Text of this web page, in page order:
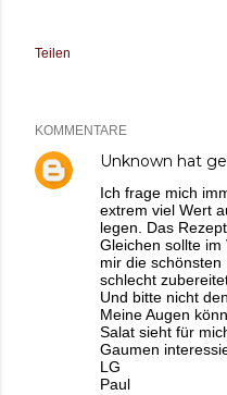
Teilen
KOMMENTARE
Unknown hat
Ich frage mich
extrem viel Wert
legen. Das
Gleichen sollte im
mir die
schlecht
Und bitte nicht
Meine Augen
Salat sieht für
Gaumen
LG
Paul